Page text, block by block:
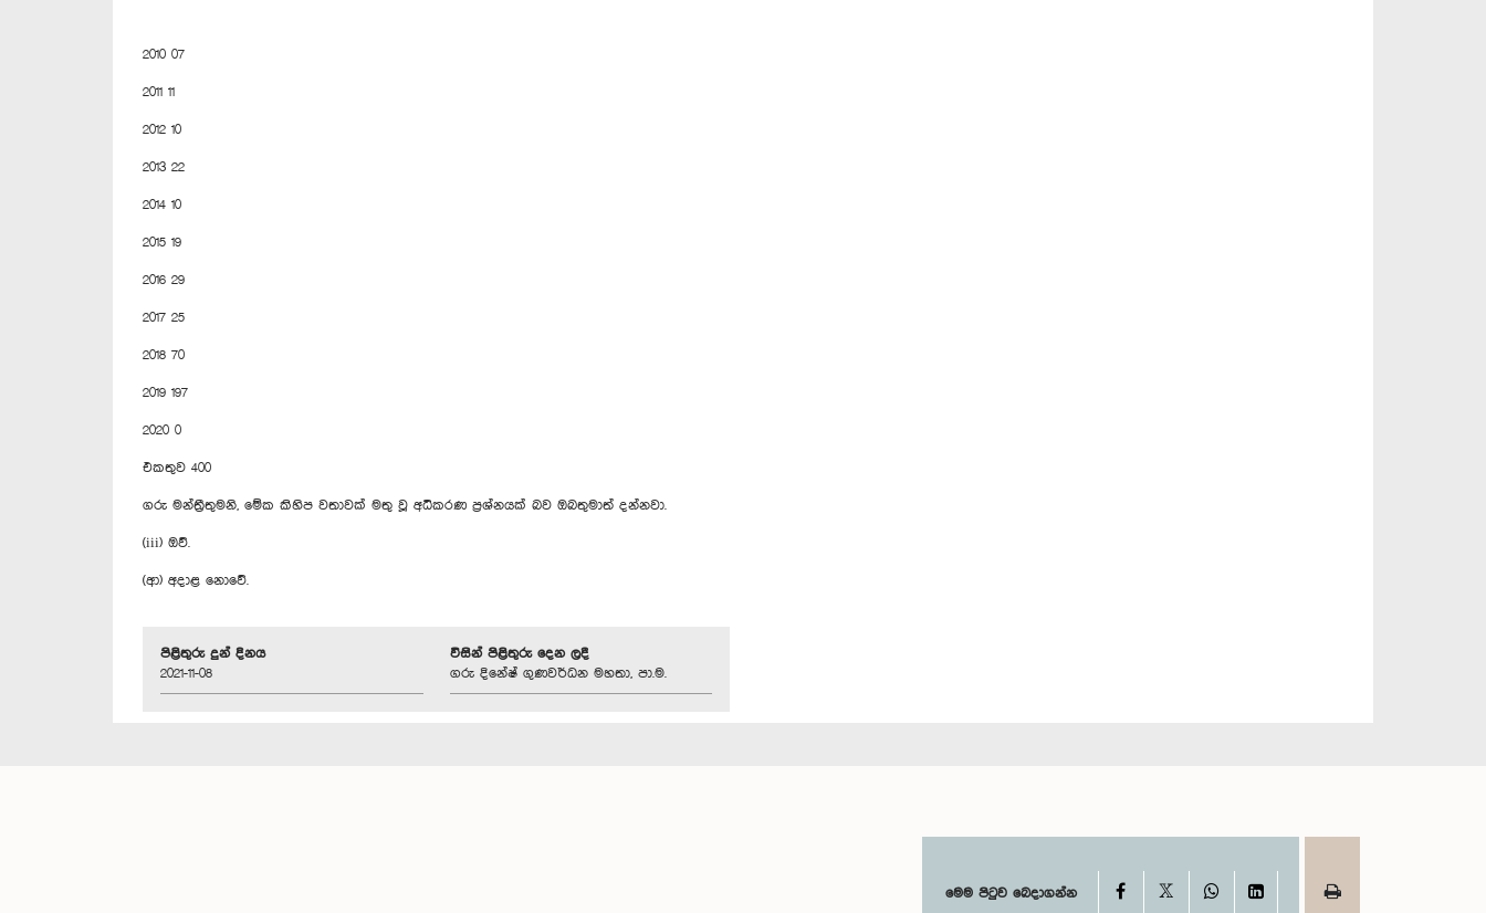
2010 07
2011 11
2012 10
2013 22
2014 10
2015 19
2016 29
2017 25
2018 70
2019 197
2020 0
එකතුව 400
ගරු මන්ත්‍රීතුමනි, මේක කිහිප වතාවක් මතු වූ අධිකරණ ප්‍රශ්නයක් බව ඔබතුමාත් දන්නවා.
(iii) ඔව්.
(ආ) අදාළ නොවේ.
පිළිතුරු දුන් දිනය
2021-11-08
විසින් පිළිතුරු දෙන ලදී
ගරු දිනේෂ් ගුණවර්ධන මහතා, පා.ම.
මෙම පිටුව බෙදාගන්න Facebook WhatsAppLinkedIn